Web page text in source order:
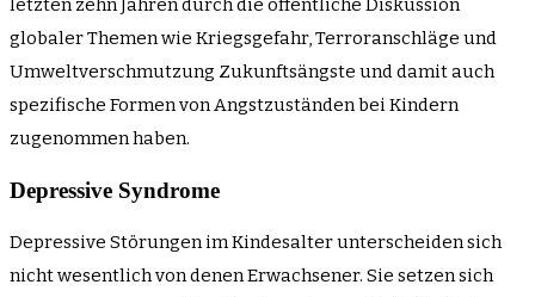
letzten zehn Jahren durch die öffentliche Diskussion
globaler Themen wie Kriegsgefahr, Terroranschläge und
Umweltverschmutzung Zukunftsängste und damit auch
spezifische Formen von Angstzuständen bei Kindern
zugenommen haben.
Depressive Syndrome
Depressive Störungen im Kindesalter unterscheiden sich
nicht wesentlich von denen Erwachsener. Sie setzen sich